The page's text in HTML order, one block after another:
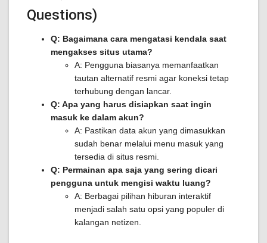
Questions)
Q: Bagaimana cara mengatasi kendala saat
mengakses situs utama?
A: Pengguna biasanya memanfaatkan
tautan alternatif resmi agar koneksi tetap
terhubung dengan lancar.
Q: Apa yang harus disiapkan saat ingin
masuk ke dalam akun?
A: Pastikan data akun yang dimasukkan
sudah benar melalui menu masuk yang
tersedia di situs resmi.
Q: Permainan apa saja yang sering dicari
pengguna untuk mengisi waktu luang?
A: Berbagai pilihan hiburan interaktif
menjadi salah satu opsi yang populer di
kalangan netizen.